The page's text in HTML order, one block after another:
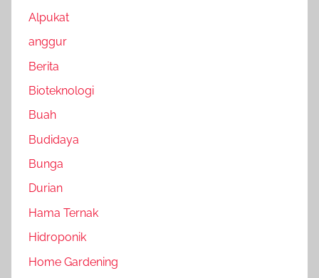
Alpukat
anggur
Berita
Bioteknologi
Buah
Budidaya
Bunga
Durian
Hama Ternak
Hidroponik
Home Gardening